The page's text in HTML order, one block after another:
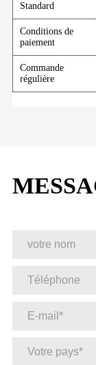
Standard
Conditions de
paiement
Commande
régulière